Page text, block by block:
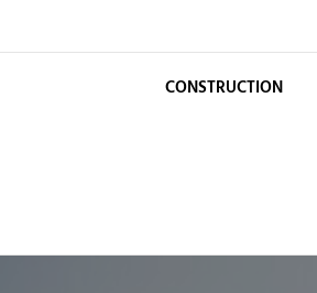
CONSTRUCTION